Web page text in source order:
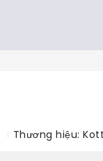
Thương hiệu: